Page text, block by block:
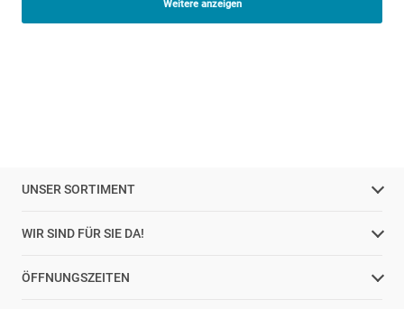
Weitere anzeigen
UNSER SORTIMENT
WIR SIND FÜR SIE DA!
ÖFFNUNGSZEITEN